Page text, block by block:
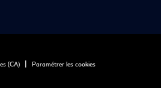
(CA) | Paramétrer les cookies